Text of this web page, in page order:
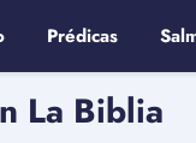
Prédicas
La Biblia